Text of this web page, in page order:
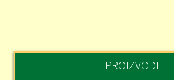
PROIZVODI